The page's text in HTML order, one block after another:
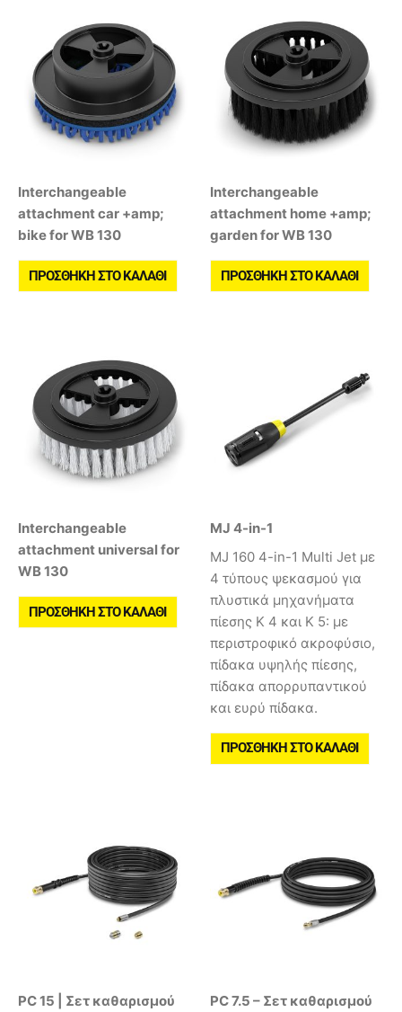
Interchangeable
attachment car +amp;
bike for WB 130
ΠΡΟΣΘΉΚΗ ΣΤΟ ΚΑΛΆΘΙ
Interchangeable
attachment home +amp;
garden for WB 130
ΠΡΟΣΘΉΚΗ ΣΤΟ ΚΑΛΆΘΙ
Interchangeable
attachment universal for
WB 130
ΠΡΟΣΘΉΚΗ ΣΤΟ ΚΑΛΆΘΙ
MJ 4-in-1
MJ 160 4-in-1 Multi Jet με
4 τύπους ψεκασμού για
πλυστικά μηχανήματα
πίεσης K 4 και K 5: με
περιστροφικό ακροφύσιο,
πίδακα υψηλής πίεσης,
πίδακα απορρυπαντικού
και ευρύ πίδακα.
ΠΡΟΣΘΉΚΗ ΣΤΟ ΚΑΛΆΘΙ
PC 15 | Σετ καθαρισμού
PC 7.5 – Σετ καθαρισμού